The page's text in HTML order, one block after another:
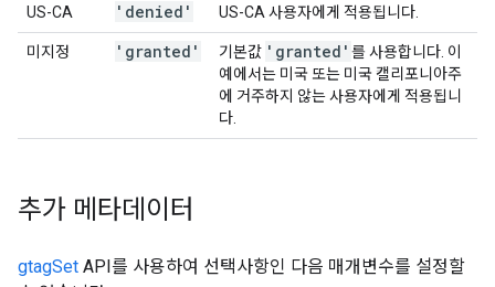
US-CA 'denied' US-CA 사용자에게 적용됩니다.
미지정 'granted' 기본값 'granted' 를 사용합니다. 이
예에서는 미국 또는 미국 캘리포니아주
에 거주하지 않는 사용자에게 적용됩니
다.
추가 메타데이터
gtagSet API를 사용하여 선택사항인 다음 매개변수를 설정할